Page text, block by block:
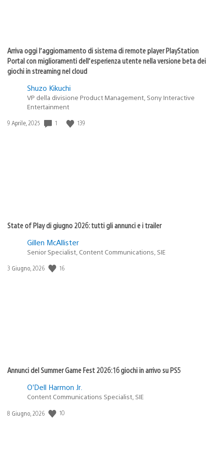
Arriva oggi l’aggiornamento di sistema di remote player PlayStation
Portal con miglioramenti dell’esperienza utente nella versione beta dei
giochi in streaming nel cloud
Shuzo Kikuchi
VP della divisione Product Management, Sony Interactive
Entertainment
Data
9 Aprile, 2025 1 139
State of Play di giugno 2026: tutti gli annunci e i trailer
Gillen McAllister
Senior Specialist, Content Communications, SIE
Data
3 Giugno, 2026 16
Annunci del Summer Game Fest 2026: 16 giochi in arrivo su PS5
O’Dell Harmon Jr.
Content Communications Specialist, SIE
Data
8 Giugno, 2026 10